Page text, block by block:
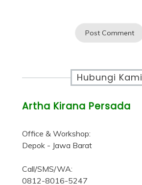
Hubungi Kami
Artha Kirana Persada
Office & Workshop:
Depok - Jawa Barat
Call/SMS/WA:
0812-8016-5247